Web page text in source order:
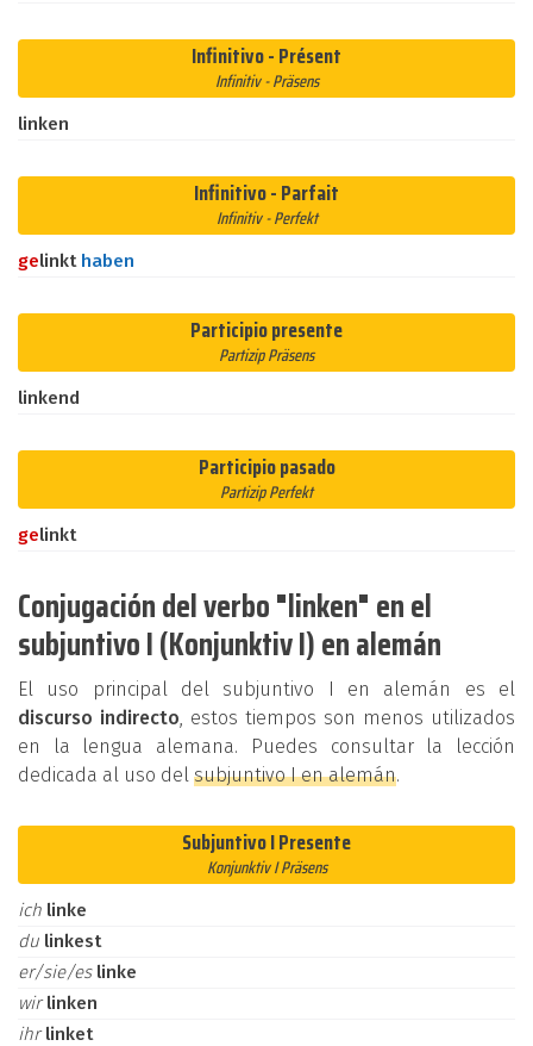
Infinitivo - Présent
Infinitiv - Präsens
linken
Infinitivo - Parfait
Infinitiv - Perfekt
gelinkt haben
Participio presente
Partizip Präsens
linkend
Participio pasado
Partizip Perfekt
gelinkt
Conjugación del verbo "linken" en el
subjuntivo I (Konjunktiv I) en alemán
El uso principal del subjuntivo I en alemán es el
discurso indirecto, estos tiempos son menos utilizados
en la lengua alemana. Puedes consultar la lección
dedicada al uso del subjuntivo I en alemán.
Subjuntivo I Presente
Konjunktiv I Präsens
ich linke
du linkest
er/sie/es linke
wirlinken
ihrlinket